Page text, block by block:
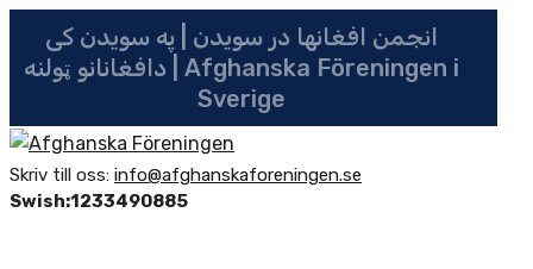
انجمن افغانها در سویدن | په سویدن کی
دافغانانو ټولنه | Afghanska Föreningen i
Sverige
Skriv till oss: info@afghanskaforeningen.se
Swish:1233490885